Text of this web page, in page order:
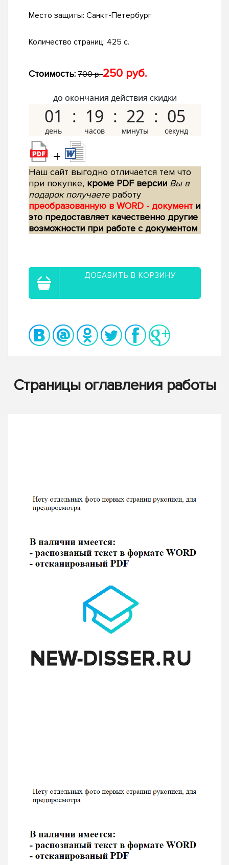
Место защиты: Санкт-Петербург
Количество страниц: 425 с.
Стоимость: 700 р.250 руб.
до окончания действия скидки
01 19 22 05
+
Наш сайт выгодно отличается тем что
при покупке, кроме PDF версии Вы в
подарок получаетеработу
преобразованную в WORD - документ и
это предоставляет качественно другие
возможности при работе с документом
ДОБАВИТЬ В КОРЗИНУ
Страницы оглавления работы